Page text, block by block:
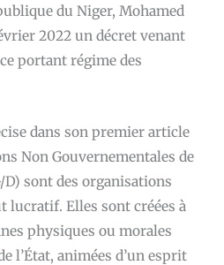
du Niger, Mohamed
2022 un décret venant
portant régime des
dans son premier article
Non Gouvernementales de
D) sont des organisations
lucratif. Elles sont créées à
physiques ou morales
l’État, animées d’un esprit